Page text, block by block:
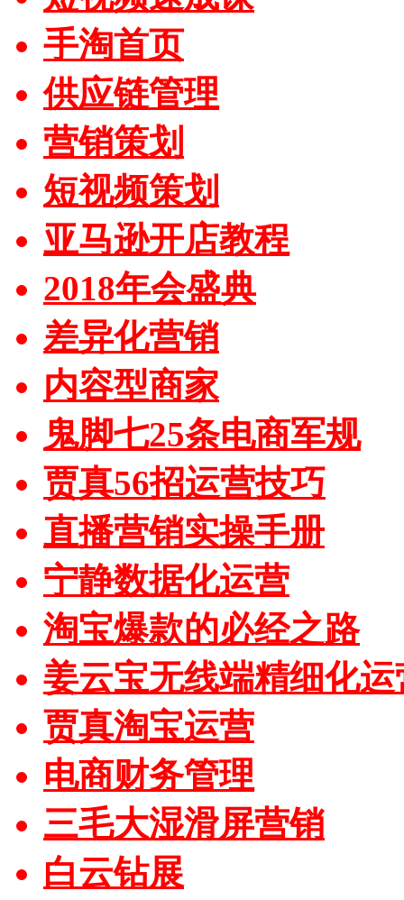
手淘首页
供应链管理
营销策划
短视频策划
亚马逊开店教程
2018年会盛典
差异化营销
内容型商家
鬼脚七25条电商军规
贾真56招运营技巧
直播营销实操手册
宁静数据化运营
淘宝爆款的必经之路
姜云宝无线端精细化运
贾真淘宝运营
电商财务管理
三毛大湿滑屏营销
白云钻展